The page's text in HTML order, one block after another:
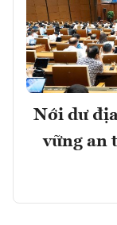
Nới dư
vững an